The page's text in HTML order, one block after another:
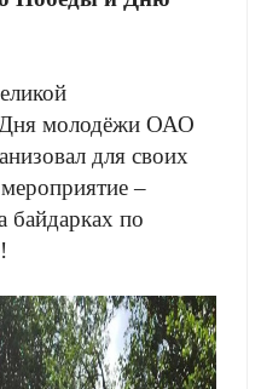
Дня молодёжи ОАО
для своих
–
байдарках по